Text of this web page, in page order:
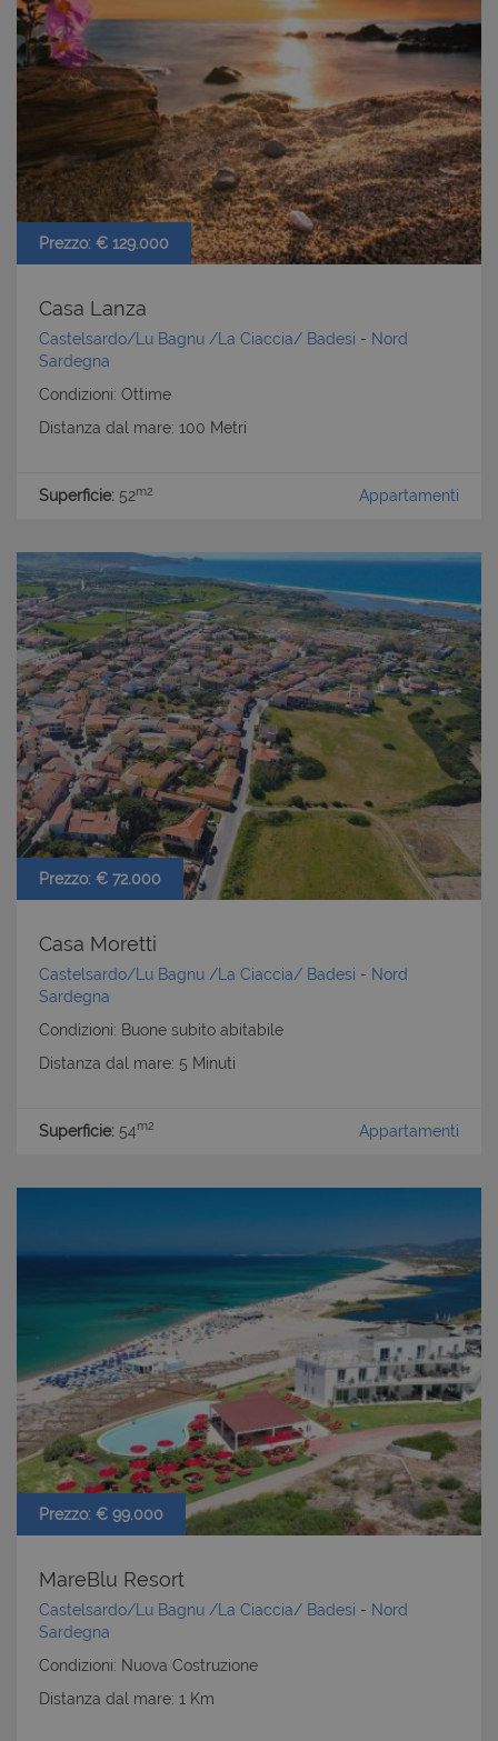
Prezzo: € 129.000
Casa Lanza
Castelsardo/Lu Bagnu /La Ciaccia/ Badesi - Nord
Sardegna
Condizioni: Ottime
Distanza dal mare: 100 Metri
Superficie: 52m2 Appartamenti
Prezzo: € 72.000
Casa Moretti
Castelsardo/Lu Bagnu /La Ciaccia/ Badesi - Nord
Sardegna
Condizioni: Buone subito abitabile
Distanza dal mare: 5 Minuti
Superficie: 54m2 Appartamenti
Prezzo: € 99.000
MareBlu Resort
Castelsardo/Lu Bagnu /La Ciaccia/ Badesi - Nord
Sardegna
Condizioni: Nuova Costruzione
Distanza dal mare: 1 Km